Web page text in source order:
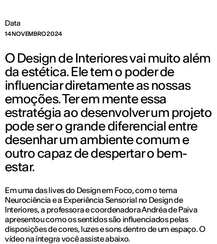
Data
14 NOVEMBRO 2024
O Design de Interiores vai muito além
da estética. Ele tem o poder de
influenciar diretamente as nossas
emoções. Ter em mente essa
estratégia ao desenvolver um projeto
pode ser o grande diferencial entre
desenhar um ambiente comum e
outro capaz de despertar o bem-
estar.
Em uma das lives do Design em Foco, com o tema
Neurociência e a Experiência Sensorial no Design de
Interiores, a professora e coordenadora Andréa de Paiva
apresentou como os sentidos são influenciados pelas
disposições de cores, luzes e sons dentro de um espaço. O
vídeo na íntegra você assiste abaixo.